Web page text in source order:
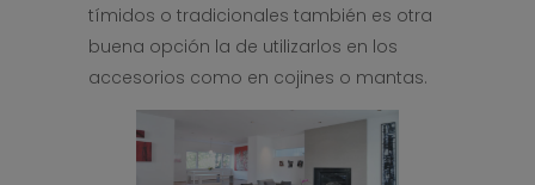
tímidos o tradicionales también es otra
buena opción la de utilizarlos en los
accesorios como en cojines o mantas.